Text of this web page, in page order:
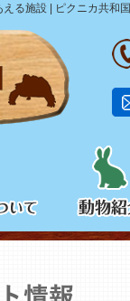
る施設 | ピクニカ共和国